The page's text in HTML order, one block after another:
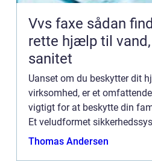
Vvs faxe sådan finder du den
rette hjælp til
sanitet
Uanset om du beskytter dit
virksomhed, er et
vigtigt for at beskytte din
Et veludformet
sindet ved at afskrække
Thomas Andersen